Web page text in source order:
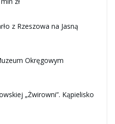
z Rzeszowa na Jasną
Okręgowym
„Żwirowni”. Kąpielisko